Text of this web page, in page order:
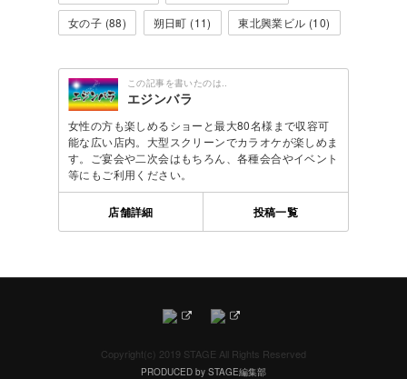
女の子 (88)
朔日町 (11) 東北興業ビル (10)
この記事を書いたのは..
エジンバラ
女性の方も楽しめるショーと最大80名様まで収容可
能な広い店内。大型スクリーンでカラオケが楽しめま
す。ご宴会や二次会はもちろん、各種会合やイベント
等にもご利用ください。
店舗詳細 投稿一覧
Copyright(c) 2019 STAGE All Rights Reserved
PRODUCED by STAGE編集部